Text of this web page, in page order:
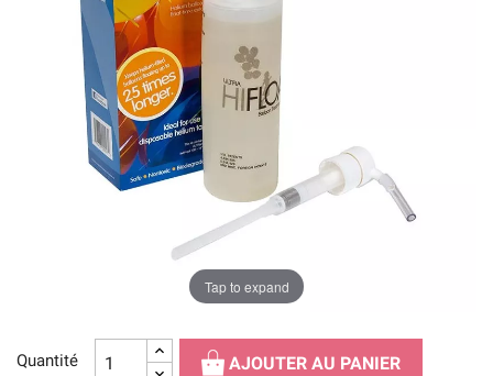
Tap to expand
Quantité AJOUTER AU PANIER